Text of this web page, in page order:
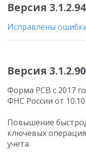
Версия 3.1.2.94
Исправлены
Версия 3.1.2.90
Форма РСВ с 2017
ФНС России от
Повышение
ключевых
учета.